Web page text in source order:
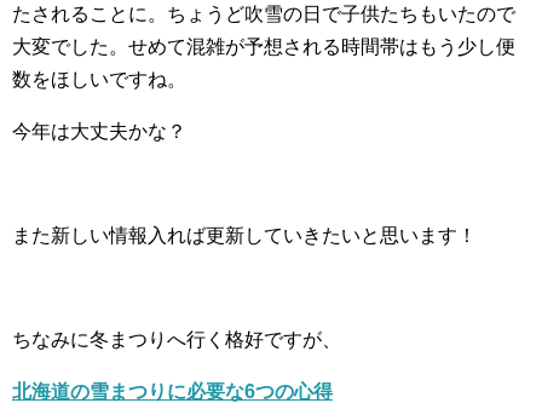
たされることに。ちょうど吹雪の日で子供たちもいたので
大変でした。せめて混雑が予想される時間帯はもう少し便
数をほしいですね。
今年は大丈夫かな？
また新しい情報入れば更新していきたいと思います！
ちなみに冬まつりへ行く格好ですが、
北海道の雪まつりに必要な6つの心得